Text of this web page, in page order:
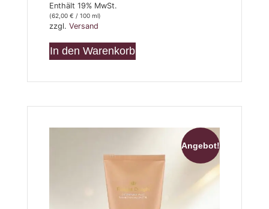
Enthält 19% MwSt.
(62,00 € / 100 ml)
zzgl. Versand
In den Warenkorb
Angebot!